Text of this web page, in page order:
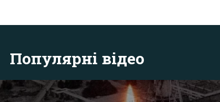
Популярні відео